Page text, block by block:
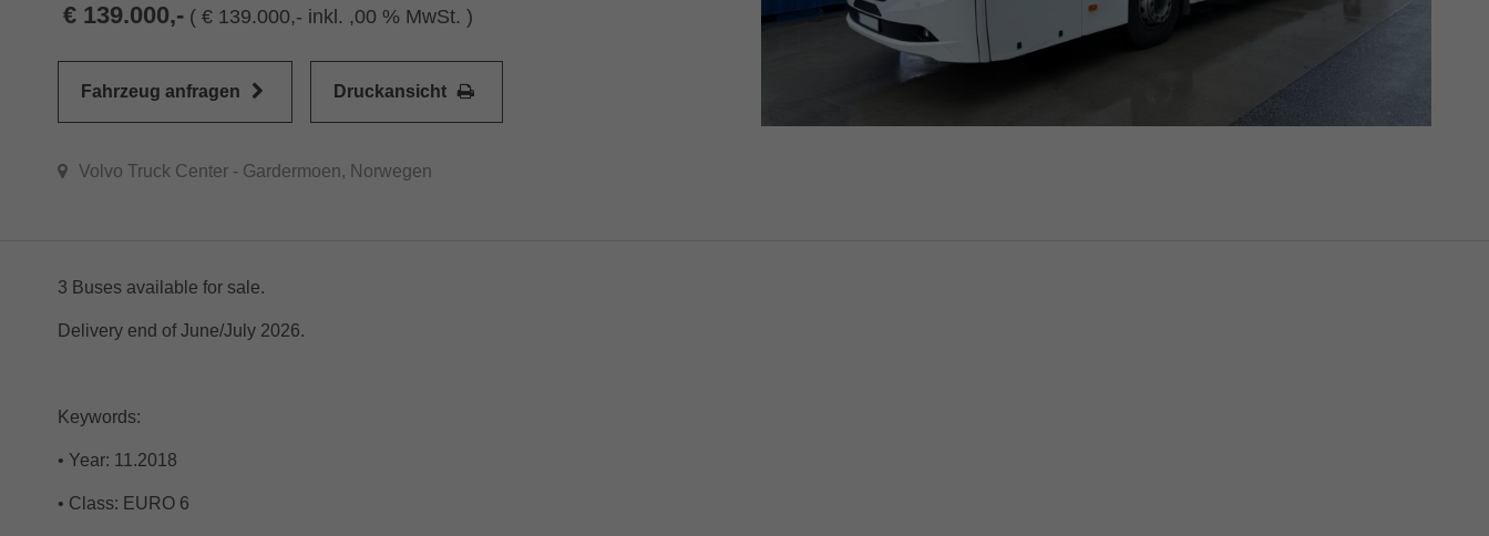
139.000,- ( 139.000,- inkl. ,00 % MwSt. )
Fahrzeug anfragen Druckansicht
Volvo Truck Center - Gardermoen, Norwegen
3 Buses available for sale.
Delivery end of June/July 2026.
Keywords:
• Year: 11.2018
• Class: EURO 6